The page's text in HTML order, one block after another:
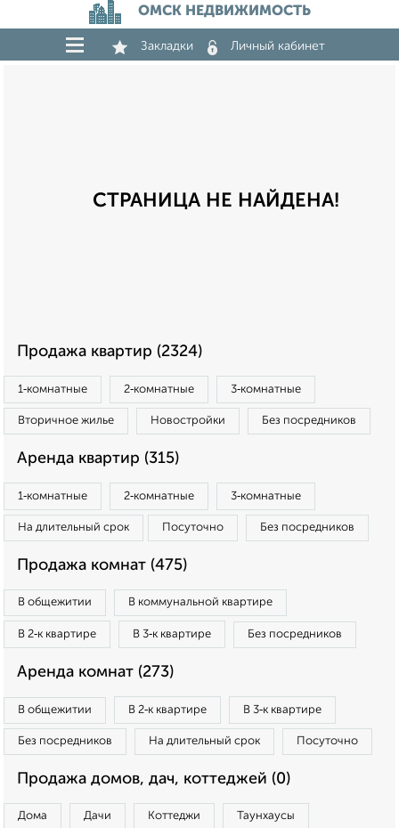
ОМСК НЕДВИЖИМОСТЬ
Закладки Личный кабинет
СТРАНИЦА НЕ НАЙДЕНА!
Продажа квартир (2324)
1‑комнатные 2‑комнатные 3‑комнатные
Вторичное жилье Новостройки Без посредников
Аренда квартир (315)
1‑комнатные 2‑комнатные 3‑комнатные
На длительный срок Посуточно Без посредников
Продажа комнат (475)
В общежитии В коммунальной квартире
В 2‑к квартире В 3‑к квартире Без посредников
Аренда комнат (273)
В общежитии В 2‑к квартире В 3‑к квартире
Без посредников На длительный срок Посуточно
Продажа домов, дач, коттеджей (0)
Дома Дачи Коттеджи Таунхаусы